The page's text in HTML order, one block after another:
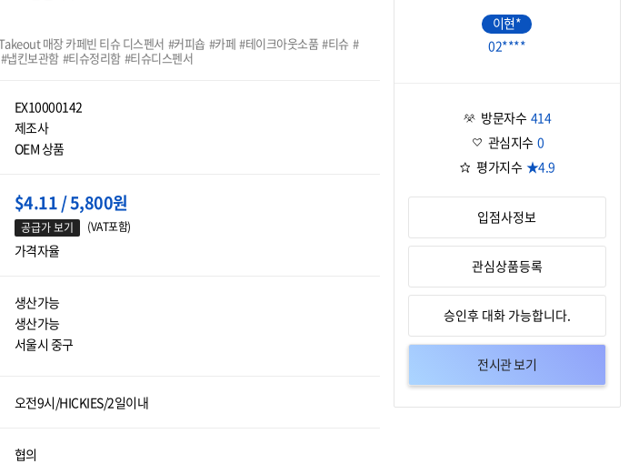
매장 카페빈 티슈 디스펜서 커피숍 카페 테이크아웃소품 티슈
냅킨보관함 티슈정리함 티슈디스펜서
EX10000142
제조사
OEM 상품
$4.11 / 5,800원
공급가 보기 (VAT포함)
가격자율
생산가능
생산가능
서울시 중구
오전9시/HICKIES/2일이내
협의
이현*
02****
방문자수 414
관심지수 0
평가지수 ★4.9
입점사정보
관심상품등록
승인후 대화 가능합니다.
전시관 보기